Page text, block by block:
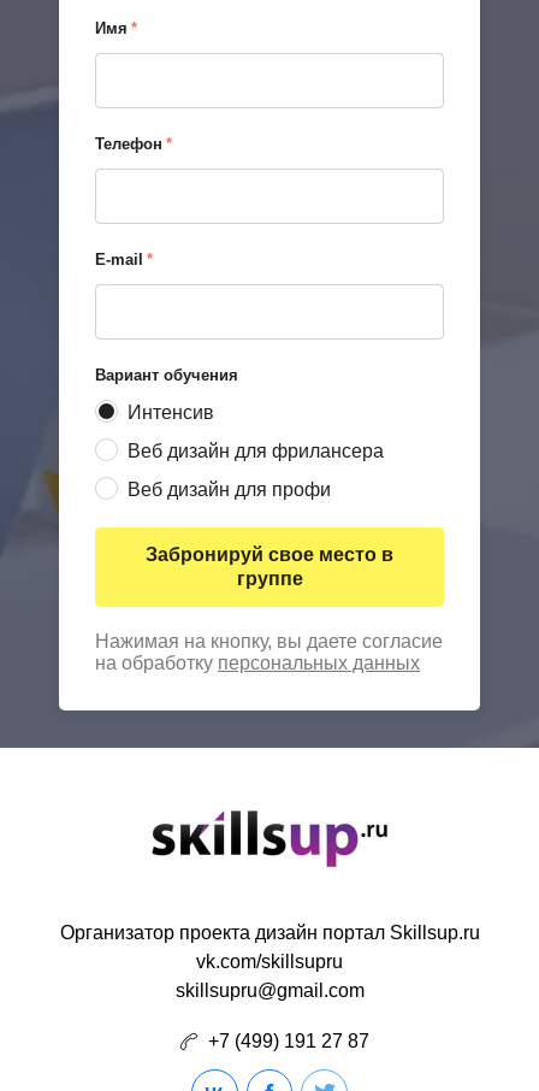
Имя *
Телефон *
E-mail *
Вариант обучения
Интенсив
Веб дизайн для фрилансера
Веб дизайн для профи
Забронируй свое место в
группе
Нажимая на кнопку, вы даете согласие
на обработку персональных данных
Организатор проекта дизайн портал Skillsup.ru
vk.com/skillsupru
skillsupru@gmail.com
+7 (499) 191 27 87